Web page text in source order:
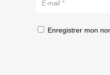
Enregistrer mon